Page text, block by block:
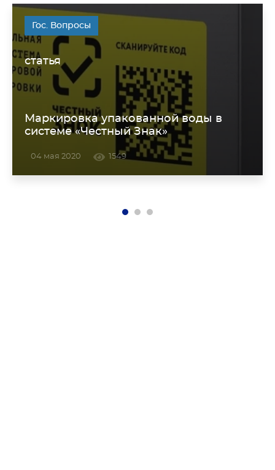
Гос. Вопросы
статья
Маркировка упакованной воды в
системе «Честный Знак»
04 мая 2020 1549